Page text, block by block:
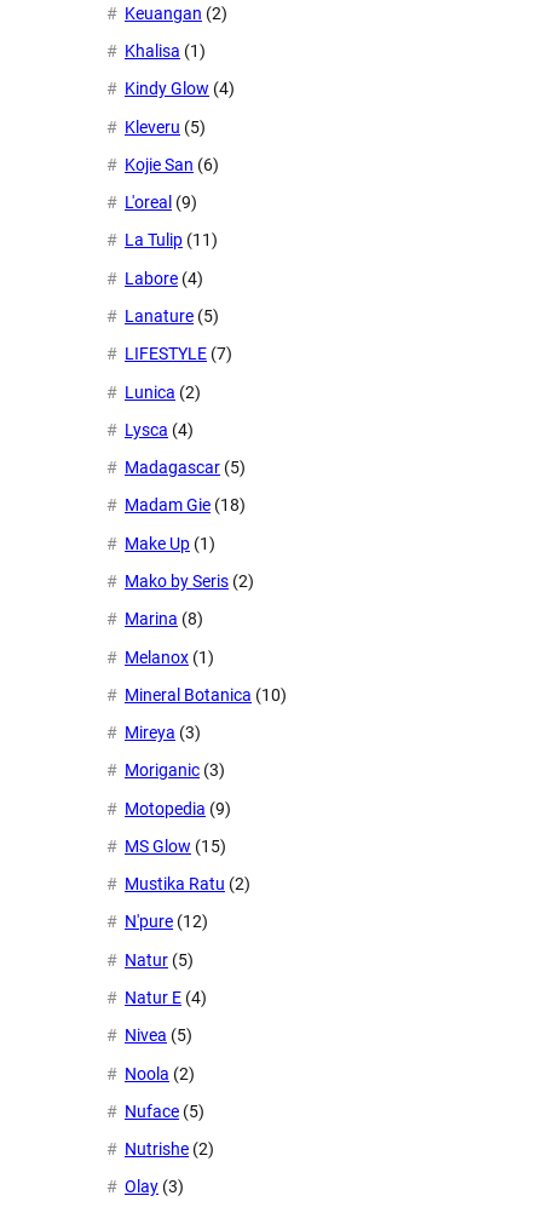
Keuangan (2)
Khalisa (1)
Kindy Glow (4)
Kleveru (5)
Kojie San (6)
L'oreal (9)
La Tulip (11)
Labore (4)
Lanature (5)
LIFESTYLE (7)
Lunica (2)
Lysca (4)
Madagascar (5)
Madam Gie (18)
Make Up (1)
Mako by Seris (2)
Marina (8)
Melanox (1)
Mineral Botanica (10)
Mireya (3)
Moriganic (3)
Motopedia (9)
MS Glow (15)
Mustika Ratu (2)
N'pure (12)
Natur (5)
Natur E (4)
Nivea (5)
Noola (2)
Nuface (5)
Nutrishe (2)
Olay (3)